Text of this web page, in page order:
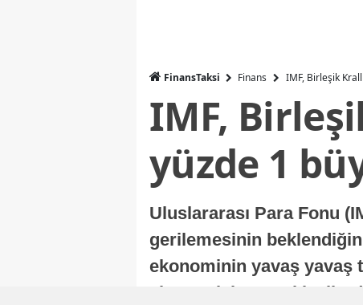
FinansTaksi Finans IMF, Birleşik
IMF,
yüzde 1
Uluslararası Para Fonu
gerilemesinin
ekonominin yavaş yavaş
ekonomisi, sonraki